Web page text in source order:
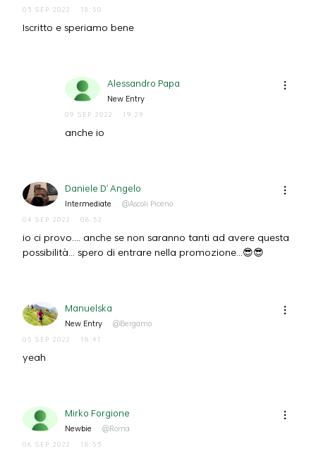
03 SEP 2022 18:50
Iscritto e speriamo bene
Alessandro Papa
New Entry
09 SEP 2022 19:29
anche io
Daniele D' Angelo
Intermediate @Ascoli Piceno
04 SEP 2022 08:52
io ci provo.... anche se non saranno tanti ad avere questa
possibilità... spero di entrare nella promozione...😎😎
Manuelska
New Entry @Bergamo
05 SEP 2022 18:41
yeah
Mirko Forgione
Newbie @Roma
06 SEP 2022 18:53